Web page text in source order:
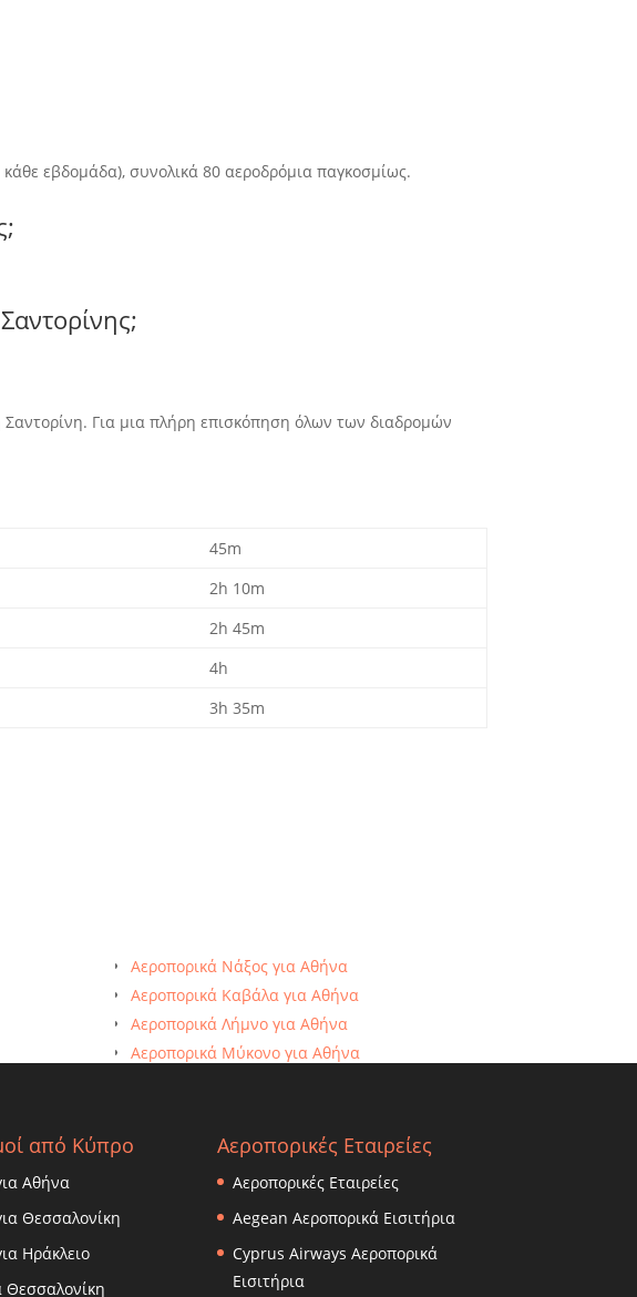
εβδομάδα), συνολικά 80 αεροδρόμια παγκοσμίως.
Για μια πλήρη επισκόπηση όλων των διαδρομών
45m
2h 10m
2h 45m
4h
3h 35m
Αεροπορικά Νάξος για Αθήνα
Αεροπορικά Καβάλα για Αθήνα
Αεροπορικά Λήμνο για Αθήνα
Αεροπορικά Μύκονο για Αθήνα
από Κύπρο
Αθήνα
Θεσσαλονίκη
Ηράκλειο
Θεσσαλονίκη
Αεροπορικές Εταιρείες
Αεροπορικές Εταιρείες
Αegean Aεροπορικά Εισιτήρια
Cyprus Airways Aεροπορικά
Εισιτήρια